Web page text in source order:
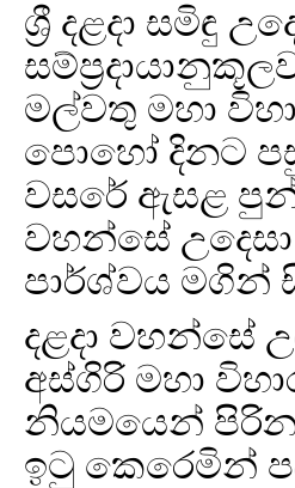
ශ්‍රී දළදා සමිඳු
මල්වතු මහා
පොහෝ දිනට පසු
වසරේ ඇසළ පුන්
වහන්සේ
පාර්ශ්වය මගින්
දළදා වහන්සේ
අස්ගිරි මහා
නියමයෙන්
ඉටු කෙරෙමින්